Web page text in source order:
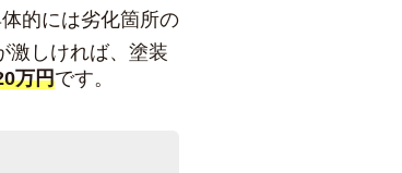
的には劣化箇所の
激しければ、塗装
万円です。